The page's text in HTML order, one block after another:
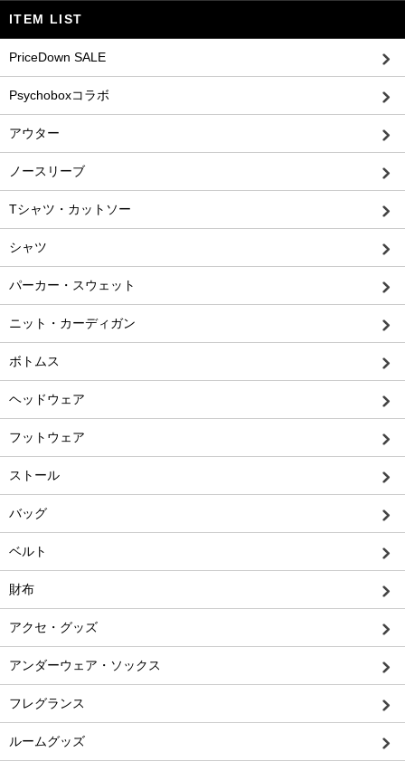
ITEM LIST
PriceDown SALE
Psychoboxコラボ
アウター
ノースリーブ
Tシャツ・カットソー
シャツ
パーカー・スウェット
ニット・カーディガン
ボトムス
ヘッドウェア
フットウェア
ストール
バッグ
ベルト
財布
アクセ・グッズ
アンダーウェア・ソックス
フレグランス
ルームグッズ